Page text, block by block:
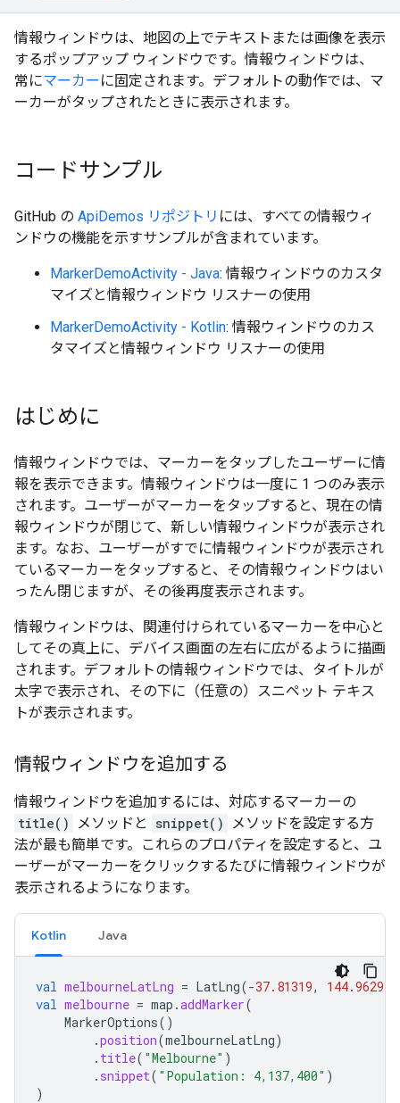
情報ウィンドウは、地図の上でテキストまたは画像を表示
するポップアップ ウィンドウです。情報ウィンドウは、
常にマーカー に固定されます。デフォルトの動作では、マ
ーカーがタップされたときに表示されます。
コードサンプル
GitHub の ApiDemos リポジトリ には、すべての情報ウィ
ンドウの機能を示すサンプルが含まれています。
MarkerDemoActivity - Java: 情報ウィンドウのカスタ
マイズと情報ウィンドウ リスナーの使用
MarkerDemoActivity - Kotlin: 情報ウィンドウのカス
タマイズと情報ウィンドウ リスナーの使用
はじめに
情報ウィンドウでは、マーカーをタップしたユーザーに情
報を表示できます。情報ウィンドウは一度に 1 つのみ表示
されます。ユーザーがマーカーをタップすると、現在の情
報ウィンドウが閉じて、新しい情報ウィンドウが表示され
ます。なお、ユーザーがすでに情報ウィンドウが表示され
ているマーカーをタップすると、その情報ウィンドウはい
ったん閉じますが、その後再度表示されます。
情報ウィンドウは、関連付けられているマーカーを中心と
してその真上に、デバイス画面の左右に広がるように描画
されます。デフォルトの情報ウィンドウでは、タイトルが
太字で表示され、その下に（任意の）スニペット テキス
トが表示されます。
情報ウィンドウを追加する
情報ウィンドウを追加するには、対応するマーカーの
title()
メソッドと snippet()
メソッドを設定する方
法が最も簡単です。これらのプロパティを設定すると、ユ
ーザーがマーカーをクリックするたびに情報ウィンドウが
表示されるようになります。
Kotlin Java
val melbourneLatLng = LatLng(-37.81319, 144.96298
val melbourne = map .addMarker(
MarkerOptions()
.position(melbourneLatLng)
. title( "Melbourne" )
. snippet( "Population: 4,137,400" )
)